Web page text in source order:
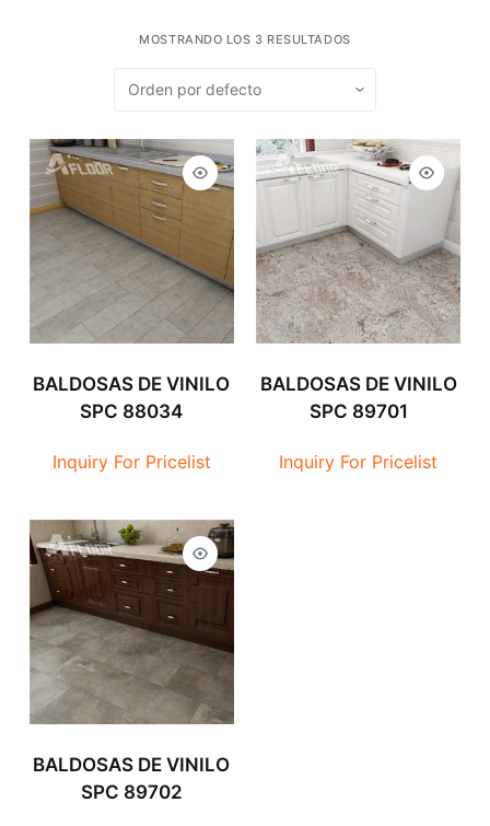
MOSTRANDO LOS 3 RESULTADOS
BALDOSAS DE VINILO
SPC 88034
Inquiry For Pricelist
BALDOSAS DE VINILO
SPC 89701
Inquiry For Pricelist
BALDOSAS DE VINILO
SPC 89702